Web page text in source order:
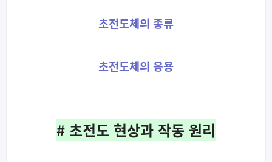
초전도체의 종류
초전도체의 응용
# 초전도 현상과 작동 원리